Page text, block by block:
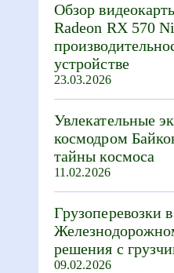
Обзор
Radeon RX 570
устройстве
23.03.2026
Увлекательные
космодром
тайны космоса
11.02.2026
Грузоперевозки в
решения с
09.02.2026